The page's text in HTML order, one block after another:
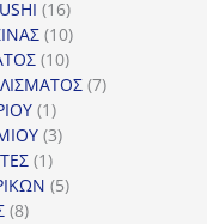
1616
προϊόντα
1010
προϊόντα
1010
προϊόντα
77
11
προϊόν
33
11
προϊόν
55
88